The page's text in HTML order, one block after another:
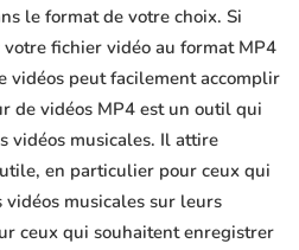
le format de votre choix. Si
fichier vidéo au format MP4
vidéos peut facilement accomplir
de vidéos MP4 est un outil qui
vidéos musicales. Il attire
en particulier pour ceux qui
musicales sur leurs
ceux qui souhaitent enregistrer